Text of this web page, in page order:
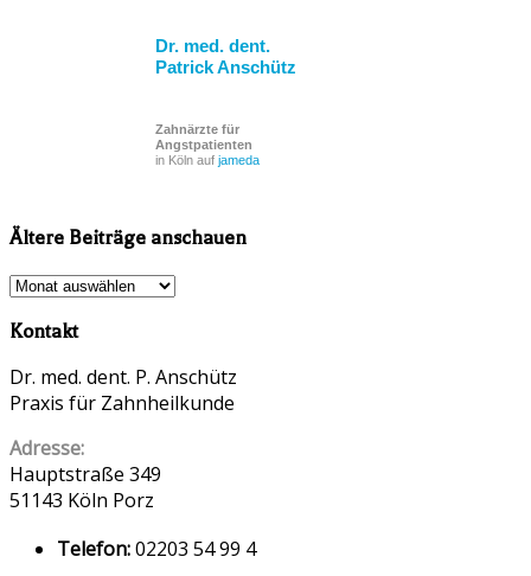
Dr. med. dent.
Patrick Anschütz
Zahnärzte für
Angstpatienten
in Köln auf jameda
Ältere Beiträge anschauen
Ältere
anschauen
Kontakt
Dr. med. dent. P. Anschütz
Praxis für Zahnheilkunde
Adresse:
Hauptstraße 349
51143 Köln Porz
Telefon:02203 54 99 4